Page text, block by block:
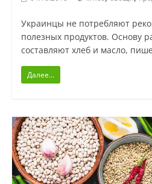
Украинцы не потребляют
полезных продуктов. Основу
составляют хлеб и масло,
Далее...